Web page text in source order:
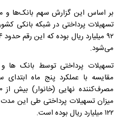
بر اساس این گزارش سهم بانک‌ها
می‌شود.
تسهیلات پرداختی توسط بانک
مقایسه با عملکرد پنج ماه
۱۲۲ میلیارد ریال بوده است.